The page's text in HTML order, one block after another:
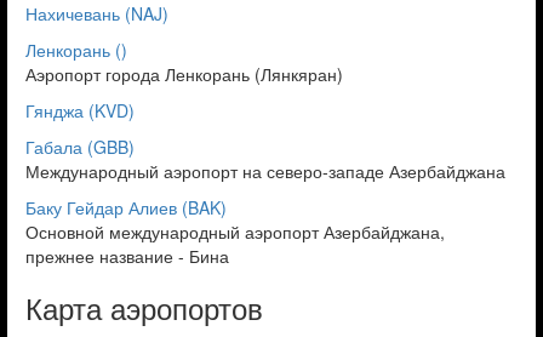
Нахичевань (NAJ)
Ленкорань ()
Аэропорт города Ленкорань (Лянкяран)
Гянджа (KVD)
Габала (GBB)
Международный аэропорт на северо-западе Азербайджана
Баку Гейдар Алиев (BAK)
Основной международный аэропорт Азербайджана,
прежнее название - Бина
Карта аэропортов